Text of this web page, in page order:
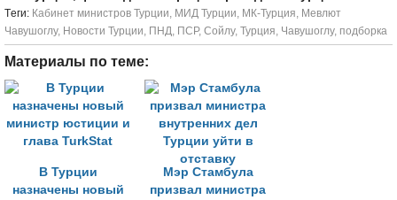
Tеги: Кабинет министров Турции, МИД Турции, МК-Турция, Мевлют
Чавушоглу, Новости Турции, ПНД, ПСР, Сойлу, Турция, Чавушоглу, подборка
Материалы по теме:
В Турции
назначены новый
Мэр Стамбула
призвал министра